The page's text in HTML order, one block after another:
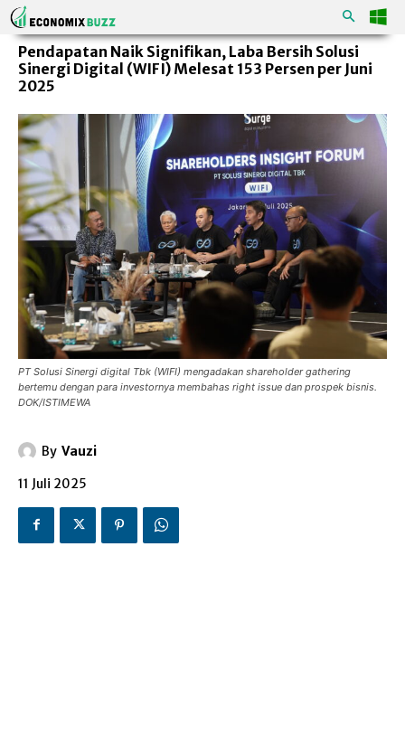
Pendapatan Naik Signifikan, Laba Bersih Solusi
Sinergi Digital (WIFI) Melesat 153 Persen per Juni
2025
PT Solusi Sinergi digital Tbk (WIFI) mengadakan shareholder gathering
bertemu dengan para investornya membahas right issue dan prospek bisnis.
DOK/ISTIMEWA
By Vauzi
11 Juli 2025